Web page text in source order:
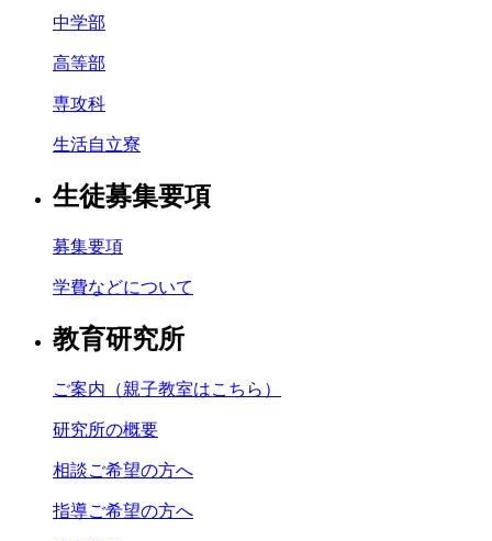
中学部
高等部
専攻科
生活自立寮
生徒募集要項
募集要項
学費などについて
教育研究所
ご案内（親子教室はこちら）
研究所の概要
相談ご希望の方へ
指導ご希望の方へ